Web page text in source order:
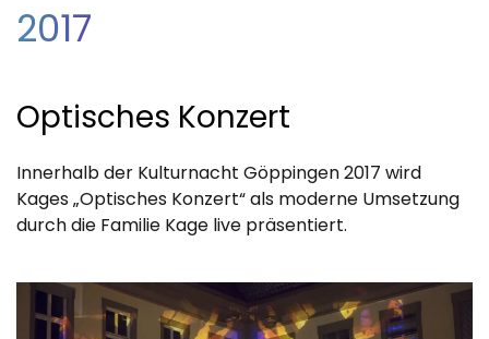
2017
Optisches Konzert
Innerhalb der Kulturnacht Göppingen 2017 wird
Kages „Optisches Konzert“ als moderne Umsetzung
durch die Familie Kage live präsentiert.